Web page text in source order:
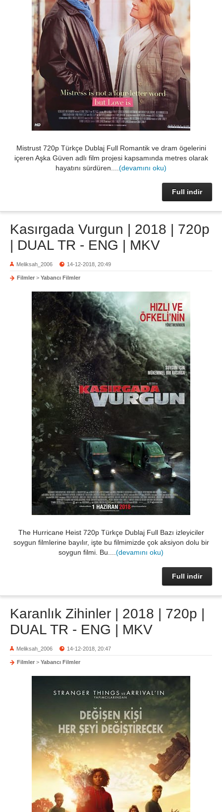
Mistrust 720p Türkçe Dublaj Full Romantik ve dram ögelerini
içeren Aşka Güven adlı film projesi kapsamında metres olarak
hayatını sürdüren.... (devamını oku)
Full indir
Kasırgada Vurgun | 2018 | 720p
| DUAL TR - ENG | MKV
Meliksah_2006 14-12-2018, 20:49
Filmler > Yabancı Filmler
The Hurricane Heist 720p Türkçe Dublaj Full Bazı izleyiciler
soygun filmlerine bayılır, işte bu filmimizde çok aksiyon dolu bir
soygun filmi. Bu.... (devamını oku)
Full indir
Karanlık Zihinler | 2018 | 720p |
DUAL TR - ENG | MKV
Meliksah_2006 14-12-2018, 20:47
Filmler > Yabancı Filmler